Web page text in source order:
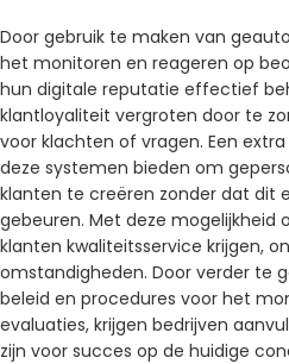
Door gebruik te maken van
het monitoren en reageren op
hun digitale reputatie effectief
klantloyaliteit vergroten door te
voor klachten of vragen. Een
deze systemen bieden om
klanten te creëren zonder dat dit
gebeuren. Met deze mogelijkheid
klanten kwaliteitsservice krijgen,
omstandigheden. Door verder te
beleid en procedures voor het
evaluaties, krijgen bedrijven
zijn voor succes op de huidige